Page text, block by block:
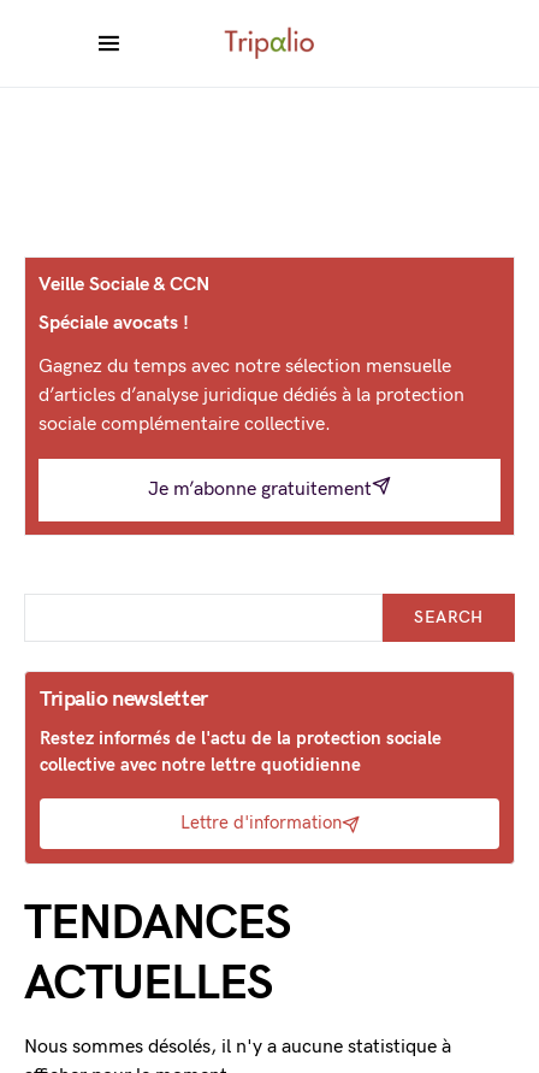
Veille Sociale & CCN
Spéciale avocats !
Gagnez du temps avec notre sélection mensuelle
d’articles d’analyse juridique dédiés à la protection
sociale complémentaire collective.
Je m’abonne gratuitement
SEARCH
Tripalio newsletter
Restez informés de l'actu de la protection sociale
collective avec notre lettre quotidienne
Lettre d'information
TENDANCES
ACTUELLES
Nous sommes désolés, il n'y a aucune statistique à